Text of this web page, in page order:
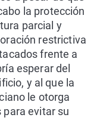
la protección
parcial y
restrictiva
frente a
esperar del
y al que la
le otorga
evitar su